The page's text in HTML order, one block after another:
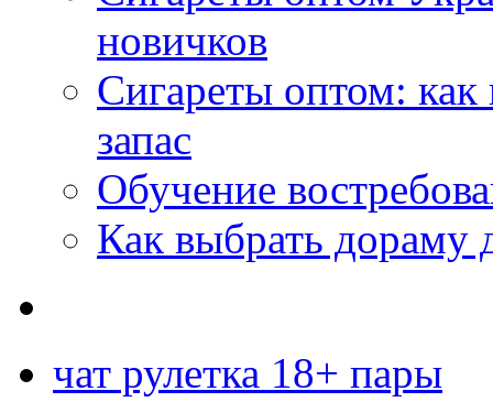
новичков
Сигареты оптом:
запас
Обучение
Как выбрать дораму
чат рулетка 18+ пары